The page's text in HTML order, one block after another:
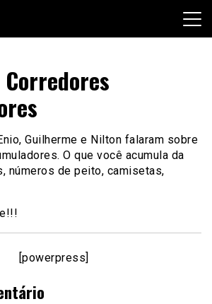
Corredores
Guilherme e Nilton falaram sobre
O que você acumula da
números de peito, camisetas,
[powerpress]